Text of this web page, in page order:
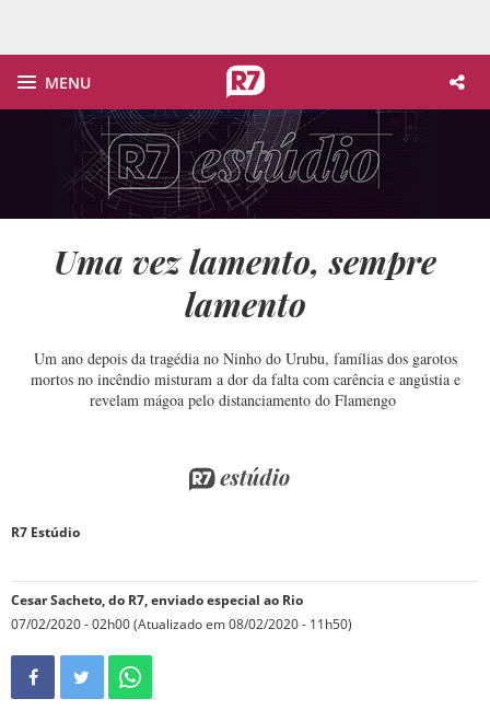
MENU
Uma vez lamento, sempre
lamento
Um ano depois da tragédia no Ninho do Urubu, famílias dos garotos
mortos no incêndio misturam a dor da falta com carência e angústia e
revelam mágoa pelo distanciamento do Flamengo
R7 Estúdio
Cesar Sacheto, do R7, enviado especial ao Rio
07/02/2020 - 02h00 (Atualizado em 08/02/2020 - 11h50)